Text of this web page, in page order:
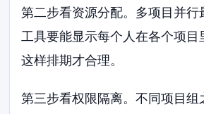
第二步看资源分配。多项目并行
工具要能显示每个人在各个项目
这样排期才合理。
第三步看权限隔离。不同项目组